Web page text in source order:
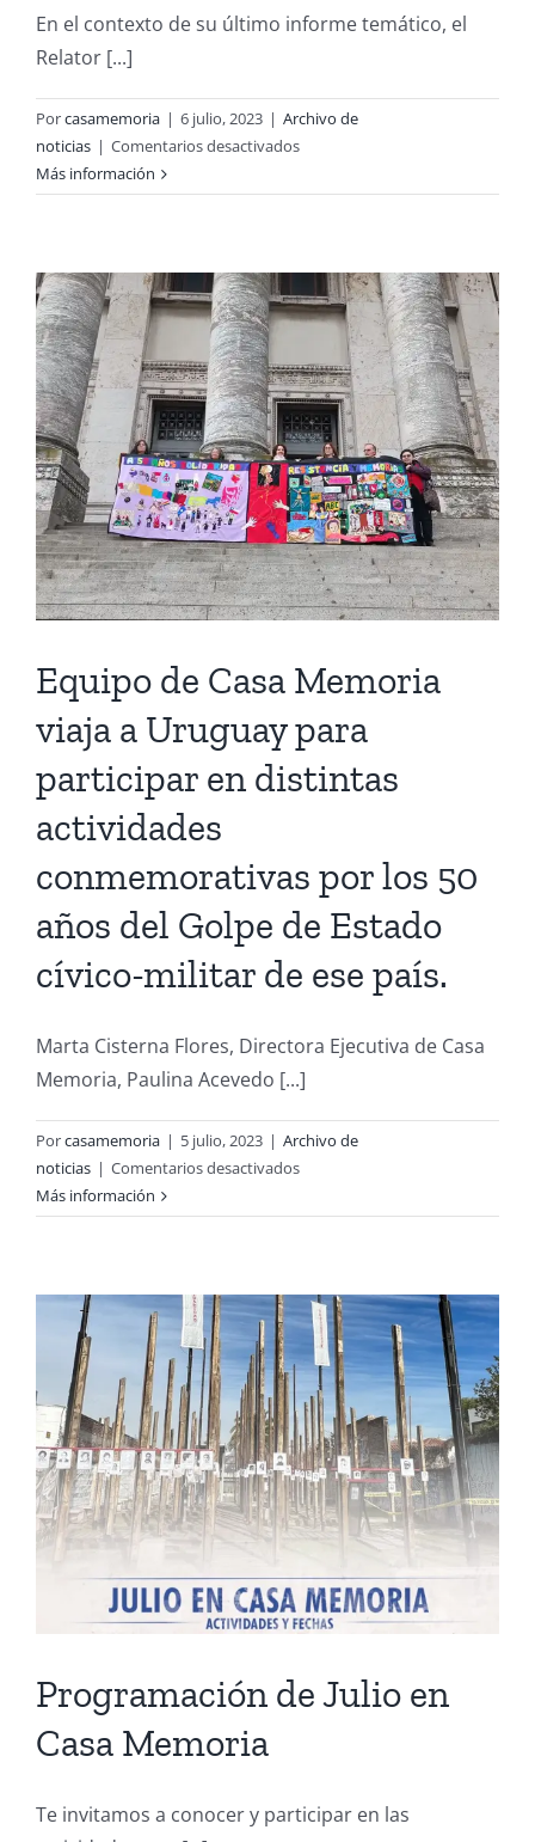
En el contexto de su último informe temático, el
Relator [...]
Porcasamemoria | 6 julio, 2023 | Archivo de
noticias | Comentarios desactivadosen
Cisterna
refiere
a
impunidad
endémica
en
Chile
Más información
Equipo de Casa Memoria
viaja a Uruguay para
participar en distintas
actividades
conmemorativas por los 50
años del Golpe de Estado
cívico-militar de ese país.
Marta Cisterna Flores, Directora Ejecutiva de Casa
Memoria, Paulina Acevedo [...]
Porcasamemoria | 5 julio, 2023 | Archivo de
noticias | Comentarios desactivadosen
de
viaja
a
Uruguay
para
participar
en
distintas
actividades
conmemorativas
los
50
años
Golpe
de
Más información
Programación de Julio en
Casa Memoria
Te invitamos a conocer y participar en las